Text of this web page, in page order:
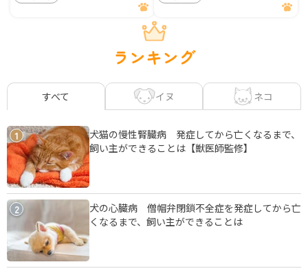
ランキング
すべて イヌ ネコ
1
犬猫の慢性腎臓病 発症してから亡くなるまで、
飼い主ができることは【獣医師監修】
2
犬の心臓病 僧帽弁閉鎖不全症を発症してから亡
くなるまで、飼い主ができることは